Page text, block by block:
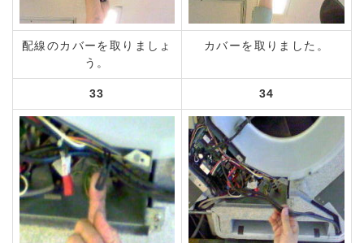
配線のカバーを取りましょ
う。
カバーを取りました。
33 34